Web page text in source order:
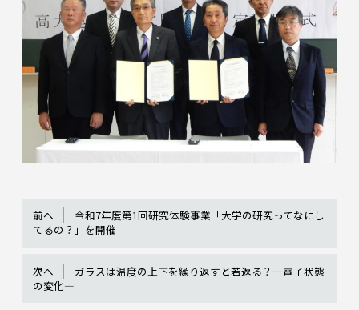
前へ
令和7年度第1回研究体験事業「大学の研究ってなにし
てるの？」を開催
次へ
ガラスは温度の上下を繰り返すと若返る？―電子状態
の変化―